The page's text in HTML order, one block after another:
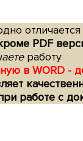
отличается
PDF
работу
в WORD -
работе с